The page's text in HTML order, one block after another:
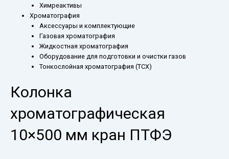
Химреактивы
Хроматография
Аксессуары и комплектующие
Газовая хроматография
Жидкостная хроматография
Оборудование для подготовки и очистки газов
Тонкослойная хроматография (ТСХ)
Колонка
хроматографическая
10×500 мм кран ПТФЭ